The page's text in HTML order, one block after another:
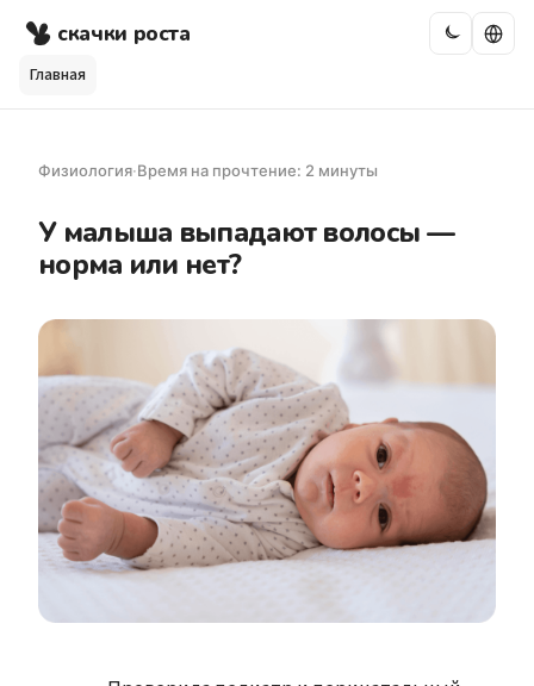
скачки роста
Главная
Физиология·Время на прочтение: 2 минуты
У малыша выпадают волосы —
норма или нет?